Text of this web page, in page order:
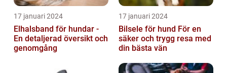
17 januari 2024
Elhalsband för hundar -
En detaljerad översikt och
genomgång
17 januari 2024
Bilsele för hund För en
säker och trygg resa med
din bästa vän